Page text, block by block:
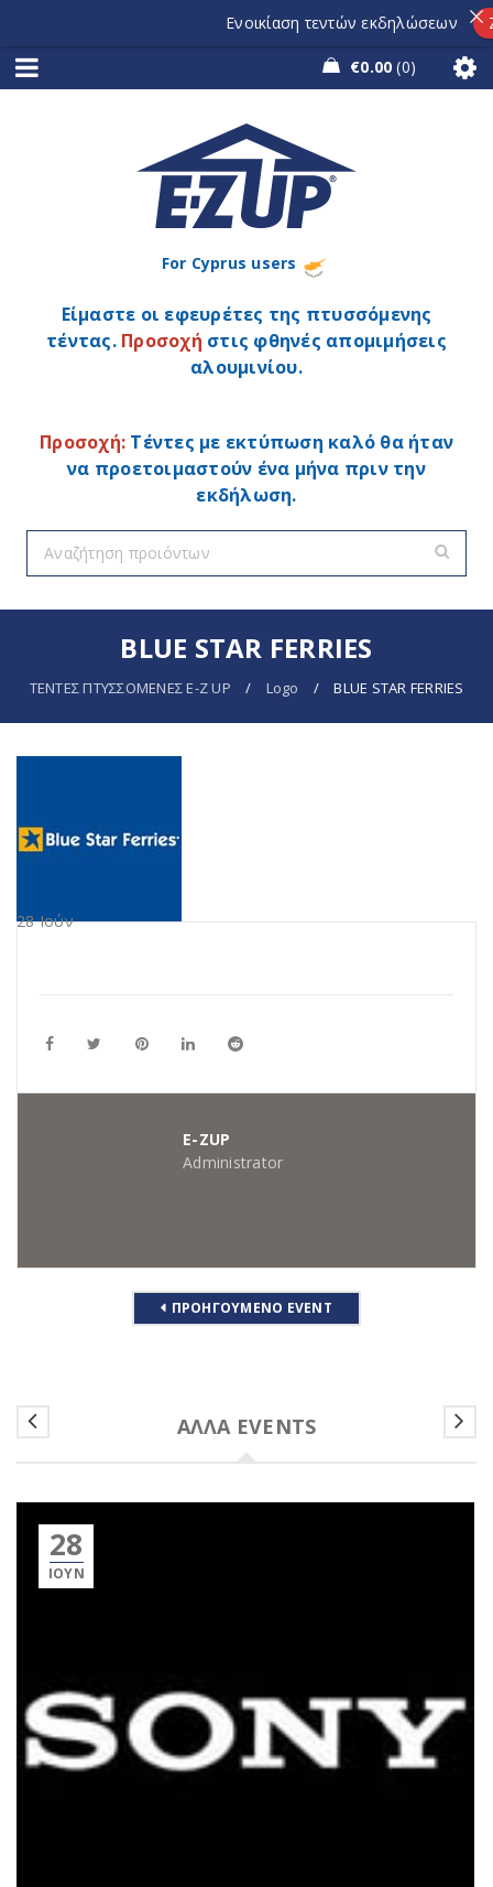
€0.00 0
For Cyprus users
Είμαστε οι εφευρέτες της πτυσσόμενης
τέντας. Προσοχή στις φθηνές απομιμήσεις
αλουμινίου.
Προσοχή: Τέντες με εκτύπωση καλό θα ήταν
να προετοιμαστούν ένα μήνα πριν την
εκδήλωση.
BLUE STAR FERRIES
ΤΕΝΤΕΣ ΠΤΥΣΣΟΜΕΝΕΣ E-Z UP / Logo / BLUE STAR FERRIES
28 Ιούν
E-ZUP
Administrator
ΠΡΟΗΓΟΎΜΕΝΟ EVENT
ΆΛΛΑ EVENTS
28
ΙΟΎΝ
Ενοικίαση τεντών εκδηλώσεων